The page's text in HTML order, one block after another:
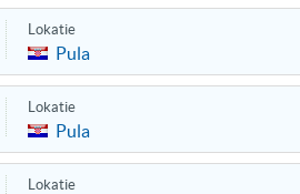
Lokatie
Pula
Lokatie
Pula
Lokatie